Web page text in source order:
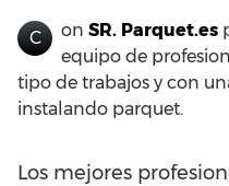
C on SR. Parquet.es
equipo de
tipo de trabajos y con
instalando parquet.
Los mejores